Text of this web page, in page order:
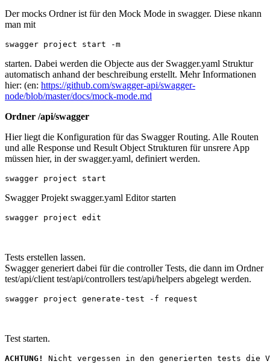
Der mocks Ordner ist für den Mock Mode in swagger. Diese nkann
man mit
swagger project start -m
starten. Dabei werden die Objecte aus der Swagger.yaml Struktur
automatisch anhand der beschreibung erstellt. Mehr Informationen
hier: (en: https://github.com/swagger-api/swagger-
node/blob/master/docs/mock-mode.md
Ordner /api/swagger
Hier liegt die Konfiguration für das Swagger Routing. Alle Routen
und alle Response und Result Object Strukturen für unsrere App
müssen hier, in der swagger.yaml, definiert werden.
Swagger Projekt swagger.yaml Editor starten
Tests erstellen lassen.
Swagger generiert dabei für die controller Tests, die dann im Ordner
test/api/client test/api/controllers test/api/helpers abgelegt werden.
Test starten.
ACHTUNG! Nicht vergessen in den generierten tests die